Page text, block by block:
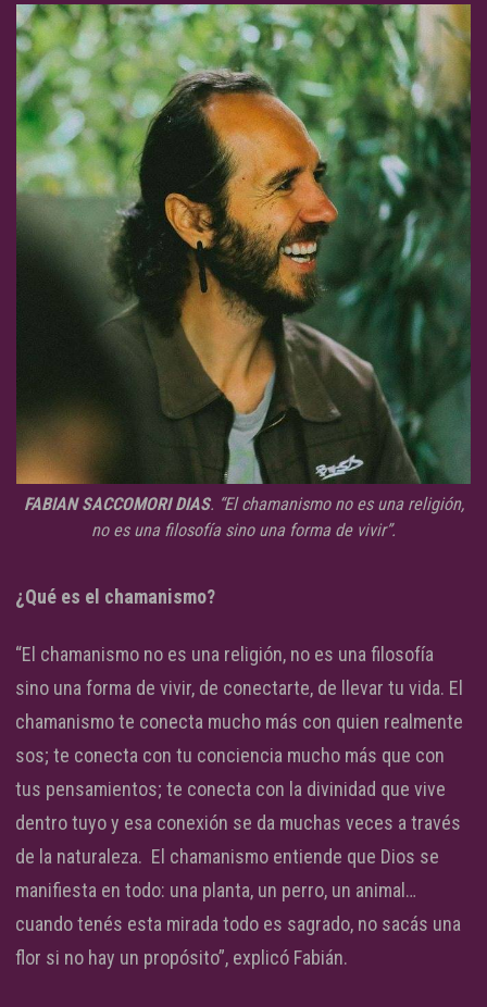
FABIAN SACCOMORI DIAS. “El chamanismo no es una religión,
no es una filosofía sino una forma de vivir”.
¿Qué es el chamanismo?
“El chamanismo no es una religión, no es una filosofía
sino una forma de vivir, de conectarte, de llevar tu vida. El
chamanismo te conecta mucho más con quien realmente
sos; te conecta con tu conciencia mucho más que con
tus pensamientos; te conecta con la divinidad que vive
dentro tuyo y esa conexión se da muchas veces a través
de la naturaleza. El chamanismo entiende que Dios se
manifiesta en todo: una planta, un perro, un animal…
cuando tenés esta mirada todo es sagrado, no sacás una
flor si no hay un propósito”, explicó Fabián.